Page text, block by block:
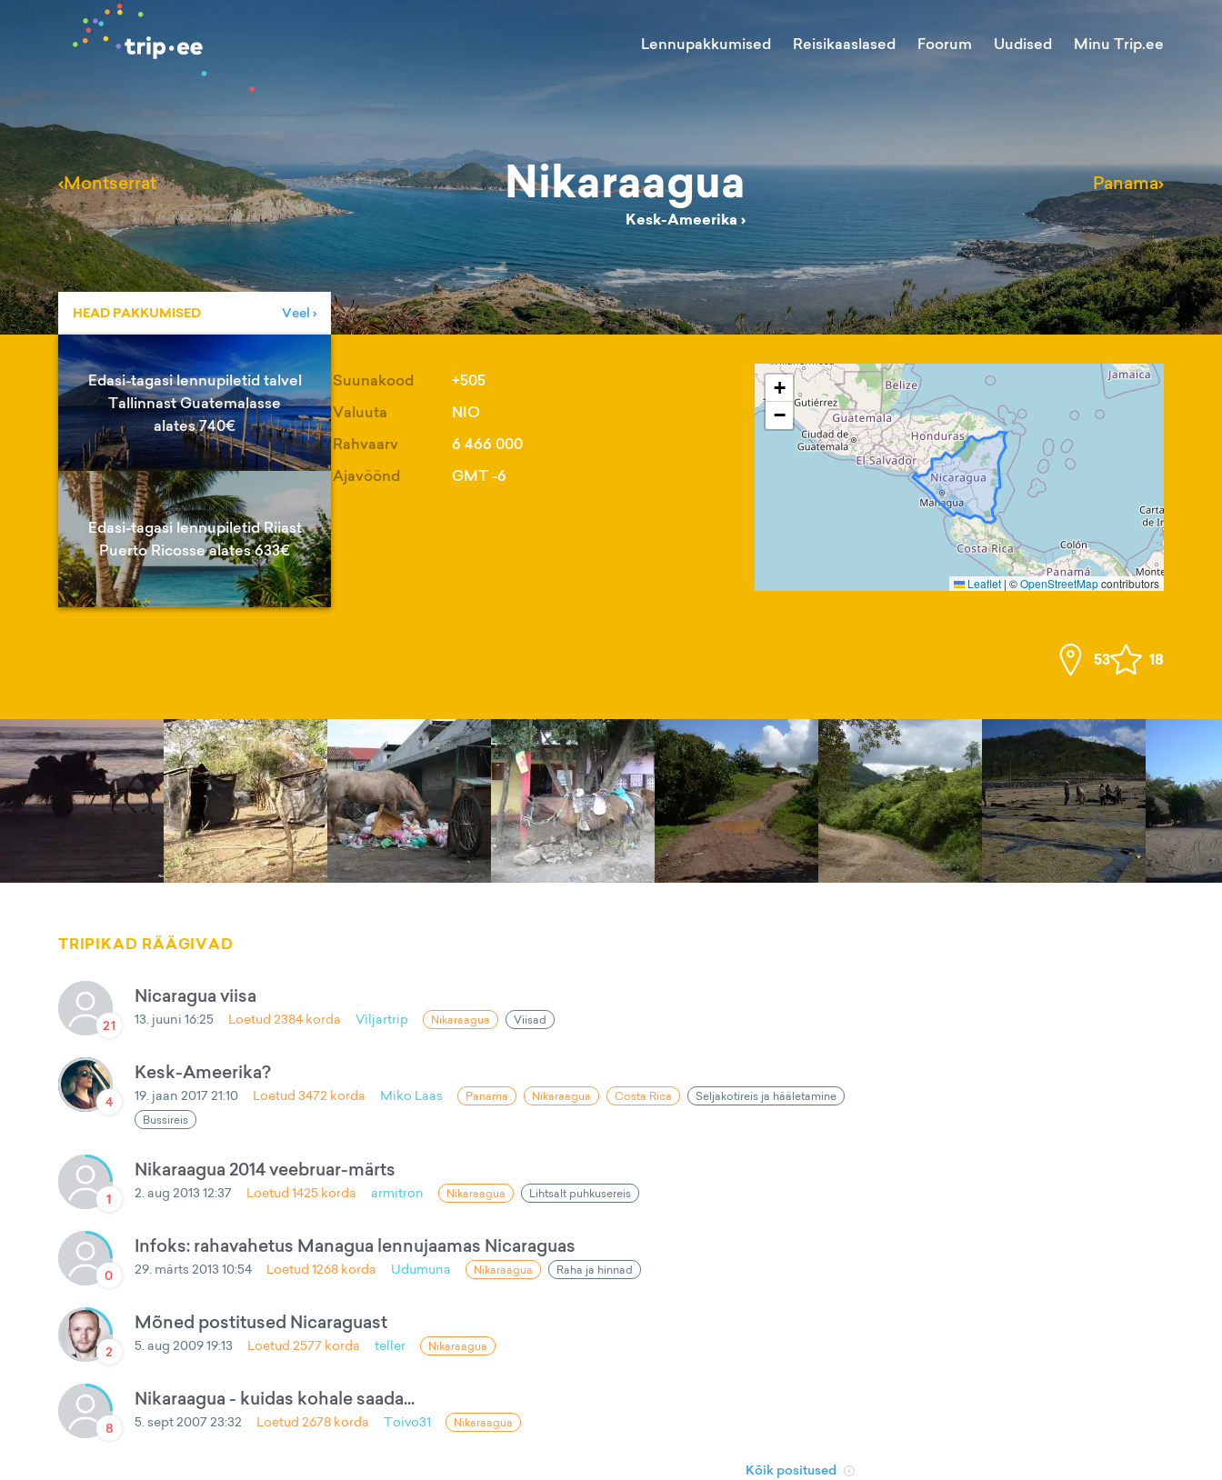
Lennupakkumised Reisikaaslased Foorum Uudised Minu Trip.ee
‹Montserrat Nikaraagua
Kesk-Ameerika›
Panama›
HEAD PAKKUMISED Veel ›
Edasi-tagasi lennupiletid talvel
Tallinnast Guatemalasse
alates 740€
Edasi-tagasi lennupiletid Riiast
Puerto Ricosse alates 633€
Suunakood
+505
Valuuta
NIO
Rahvaarv
6 466 000
Ajavöönd
GMT -6
+
−
Leaflet | ©OpenStreetMapcontributors
53 18
TRIPIKAD RÄÄGIVAD
21
Nicaragua viisa
13. juuni 16:25 Loetud 2384 korda Viljartrip Nikaraagua Viisad
4
Kesk-Ameerika?
19. jaan 2017 21:10 Loetud 3472 korda Miko Laas Panama Nikaraagua Costa Rica
Seljakotireis ja hääletamine
Bussireis
1
Nikaraagua 2014 veebruar-märts
2. aug 2013 12:37 Loetud 1425 korda armitron Nikaraagua Lihtsalt puhkusereis
0
Infoks: rahavahetus Managua lennujaamas Nicaraguas
29. märts 2013 10:54 Loetud 1268 korda Udumuna Nikaraagua Raha ja hinnad
2
Mõned postitused Nicaraguast
5. aug 2009 19:13 Loetud 2577 korda teller Nikaraagua
8
Nikaraagua - kuidas kohale saada...
5. sept 2007 23:32 Loetud 2678 korda Toivo31 Nikaraagua
Kõik positused